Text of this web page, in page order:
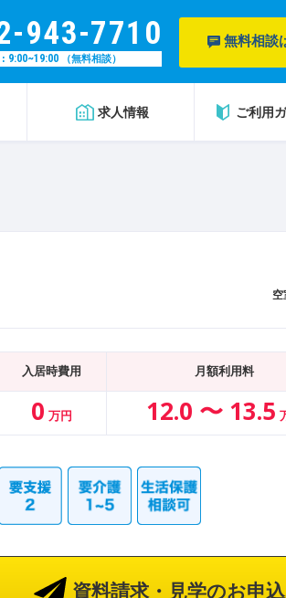
943-7710
: 9:00~19:00（無料相談）
無料相談
求人情報 ご利用
空
入居時費用 月額利用料
0 万円 12.0 〜 13.5
資料請求・見学のお申